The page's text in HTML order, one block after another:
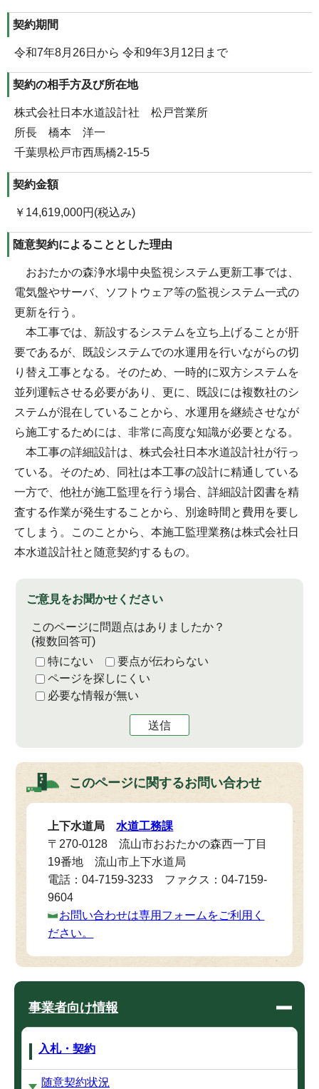
契約期間
令和7年8月26日から 令和9年3月12日まで
契約の相手方及び所在地
株式会社日本水道設計社 松戸営業所
所長 橋本 洋一
千葉県松戸市西馬橋2-15-5
契約金額
￥14,619,000円(税込み)
随意契約によることとした理由
おおたかの森浄水場中央監視システム更新工事では、
電気盤やサーバ、ソフトウェア等の監視システム一式の
更新を行う。
本工事では、新設するシステムを立ち上げることが肝
要であるが、既設システムでの水運用を行いながらの切
り替え工事となる。そのため、一時的に双方システムを
並列運転させる必要があり、更に、既設には複数社のシ
ステムが混在していることから、水運用を継続させなが
ら施工するためには、非常に高度な知識が必要となる。
本工事の詳細設計は、株式会社日本水道設計社が行っ
ている。そのため、同社は本工事の設計に精通している
一方で、他社が施工監理を行う場合、詳細設計図書を精
査する作業が発生することから、別途時間と費用を要し
てしまう。このことから、本施工監理業務は株式会社日
本水道設計社と随意契約するもの。
ご意見をお聞かせください
このページに問題点はありましたか？
(複数回答可)
特にない
要点が伝わらない
ページを探しにくい
必要な情報が無い
送信
このページに関するお問い合わせ
上下水道局水道工務課
〒270-0128 流山市おおたかの森西一丁目
19番地 流山市上下水道局
電話：04-7159-3233 ファクス：04-7159-
9604
お問い合わせは専用フォームをご利用く
ださい。
事業者向け情報
入札・契約
随意契約状況